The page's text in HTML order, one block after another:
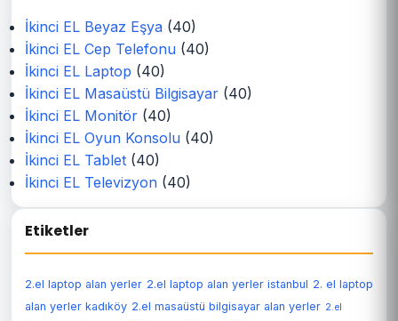
İkinci EL Beyaz Eşya (40)
İkinci EL Cep Telefonu (40)
İkinci EL Laptop (40)
İkinci EL Masaüstü Bilgisayar (40)
İkinci EL Monitör (40)
İkinci EL Oyun Konsolu (40)
İkinci EL Tablet (40)
İkinci EL Televizyon (40)
Etiketler
2.el laptop alan yerler 2.el laptop alan yerler istanbul 2. el laptop
alan yerler kadıköy 2.el masaüstü bilgisayar alan yerler 2.el